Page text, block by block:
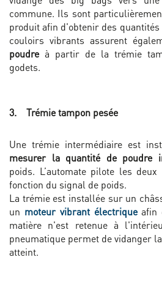
commune. Ils sont
produit afin d'obtenir des quantités
couloirs vibrants assurent
poudre à partir de la trémie
godets.
3. Trémie tampon pesée
Une trémie intermédiaire est
mesurer la quantité de poudre
poids. L’automate pilote les
fonction du signal de poids.
La trémie est installée sur un
un moteur vibrant électrique afin
matière n'est retenue à
pneumatique permet de vidanger
atteint.